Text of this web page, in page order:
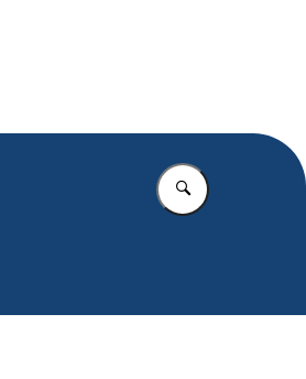
Vul in wat u